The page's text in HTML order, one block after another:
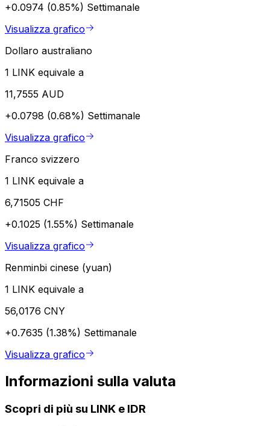
+0.0974 (0.85%) Settimanale
Visualizza grafico
Dollaro australiano
1 LINK equivale a
11,7555 AUD
+0.0798 (0.68%) Settimanale
Visualizza grafico
Franco svizzero
1 LINK equivale a
6,71505 CHF
+0.1025 (1.55%) Settimanale
Visualizza grafico
Renminbi cinese (yuan)
1 LINK equivale a
56,0176 CNY
+0.7635 (1.38%) Settimanale
Visualizza grafico
Informazioni sulla valuta
Scopri di più su LINK e IDR